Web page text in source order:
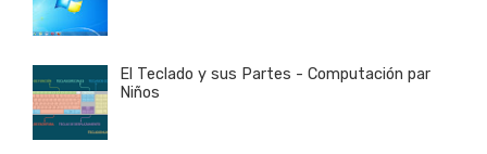
El Teclado y sus Partes - Computación par
Niños